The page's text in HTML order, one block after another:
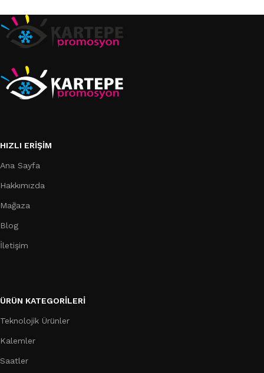
HIZLI ERIŞIM
Ana Sayfa
Hakkımızda
Mağaza
Blog
İletişim
ÜRÜN KATEGORILERI
Teknolojik Ürünler
Kalemler
Saatler